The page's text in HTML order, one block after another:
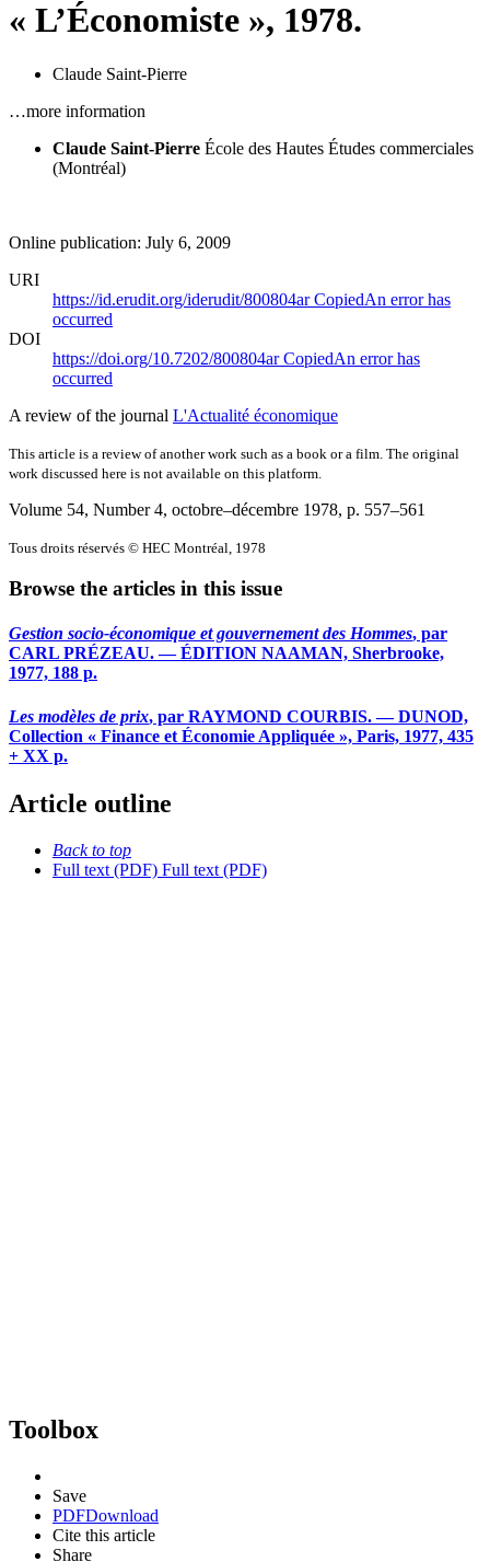
« L’Économiste », 1978.
Claude Saint-Pierre
…more information
Claude Saint-Pierre École des Hautes Études commerciales
(Montréal)
Online publication: July 6, 2009
URI
https://id.erudit.org/iderudit/800804arCopiedAn error has
occurred
DOI
https://doi.org/10.7202/800804arCopiedAn error has
occurred
A review of the journal L'Actualité économique
This article is a review of another work such as a book or a film. The original
work discussed here is not available on this platform.
Volume 54, Number 4, octobre–décembre 1978, p. 557–561
Tous droits réservés © HEC Montréal, 1978
Browse the articles in this issue
Gestion socio-économique et gouvernement des Hommes, par
CARL PRÉZEAU. — ÉDITION NAAMAN, Sherbrooke,
1977, 188 p.
Les modèles de prix, par RAYMOND COURBIS. — DUNOD,
Collection « Finance et Économie Appliquée », Paris, 1977, 435
+ XX p.
Article outline
Back to top
Full text (PDF) Full text (PDF)
Toolbox
Save
PDFDownload
Cite this article
Share